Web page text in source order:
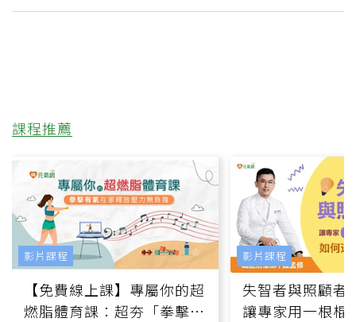
課程推薦
【免費線上課】專屬你的超
燃脂體育課：超夯「拳擊有
影片課程
失智者與照顧者
讓專家用一根棍
影片課程